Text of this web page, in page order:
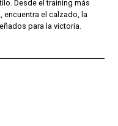
Desde el training más
encuentra el calzado, la
para la victoria.